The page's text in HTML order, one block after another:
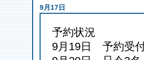
9月17日
予約状況
9月19日 予約受